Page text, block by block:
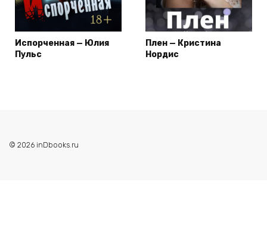
Испорченная — Юлия
Пульс
Плен — Кристина
Нордис
© 2026 inDbooks.ru